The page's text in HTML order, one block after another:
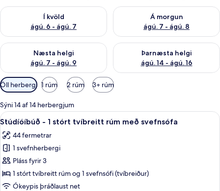
Í kvöld
ágú. 6 - ágú. 7
Athuga framboð í kvöld ágú. 6 - ágú. 7
Á morgun
ágú. 7 - ágú. 8
Athuga framboð á morgun
Næsta helgi
ágú. 7 - ágú. 9
Athuga framboð næstu helgi ágú. 7 - ágú. 9
Þarnæsta helgi
ágú. 14 - ágú. 16
Athuga framboð þarnæstu
Síur
í
boði
fyrir
herbergi
Öll herbergi 1 rúm 2 rúm 3+ rúm
Sýni 14 af 14 herbergjum
Skoða
allar
myndir
fyrir
Stúdíóíbúð
-
1
Stúdíóíbúð - 1 stórt tvíbreitt rúm
8
Stúdíóíbúð - 1 stórt tvíbreitt rúm með svefnsófa
44 fermetrar
1 svefnherbergi
Pláss fyrir 3
1 stórt tvíbreitt rúm og 1 svefnsófi (tvíbreiður)
Ókeypis þráðlaust net